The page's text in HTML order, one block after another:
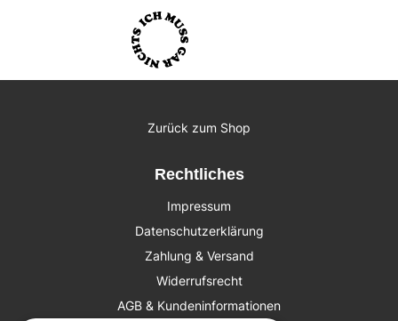
Zurück zum Shop
Rechtliches
Impressum
Datenschutzerklärung
Zahlung & Versand
Widerrufsrecht
AGB & Kundeninformationen